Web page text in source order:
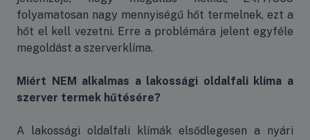
folyamatosan nagy mennyiségű hőt termelnek, ezt a
hőt el kell vezetni. Erre a problémára jelent egyféle
megoldást a szerverklíma.
Miért NEM alkalmas a lakossági oldalfali klíma a
szerver termek hűtésére?
A lakossági oldalfali klímák elsődlegesen a nyári